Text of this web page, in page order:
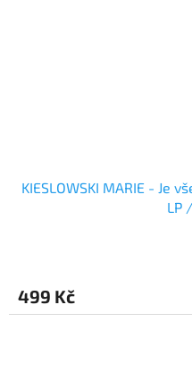
KIESLOWSKI MARIE - Je
LP
499 Kč